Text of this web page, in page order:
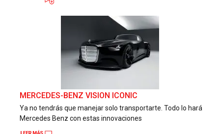
MERCEDES-BENZ VISION ICONIC
Ya no tendrás que manejar solo transportarte. Todo lo hará
Mercedes Benz con estas innovaciones